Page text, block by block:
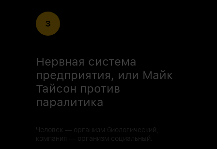
3
Нервная система
предприятия, или Майк
Тайсон против
паралитика
Человек — организм биологический,
компания — организм социальный.